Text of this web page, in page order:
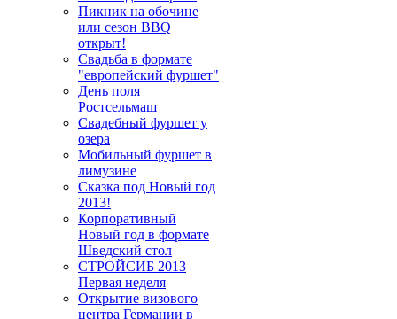
Пикник на обочине
или сезон BBQ
открыт!
Свадьба в формате
"европейский фуршет"
День поля
Ростсельмаш
Свадебный фуршет у
озера
Мобильный фуршет в
лимузине
Сказка под Новый год
2013!
Корпоративный
Новый год в формате
Шведский стол
СТРОЙСИБ 2013
Первая неделя
Открытие визового
центра Германии в